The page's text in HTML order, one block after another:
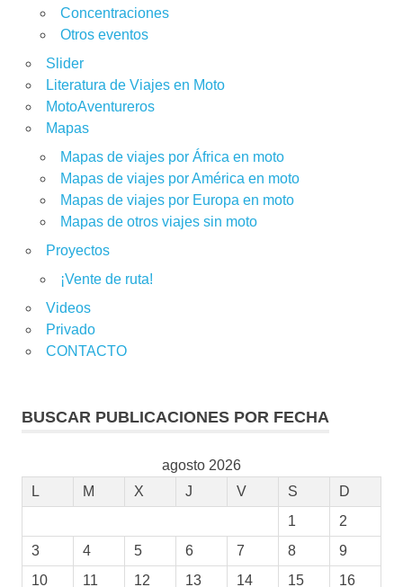
Concentraciones
Otros eventos
Slider
Literatura de Viajes en Moto
MotoAventureros
Mapas
Mapas de viajes por África en moto
Mapas de viajes por América en moto
Mapas de viajes por Europa en moto
Mapas de otros viajes sin moto
Proyectos
¡Vente de ruta!
Videos
Privado
CONTACTO
BUSCAR PUBLICACIONES POR FECHA
agosto 2026
L
M X J V S
D
1
2
3
4 5 6 7 8
9
10
11 12 13 14 15
16